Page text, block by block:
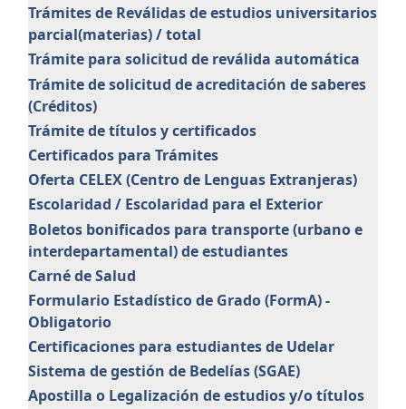
Trámites de Reválidas de estudios universitarios
parcial(materias) / total
Trámite para solicitud de reválida automática
Trámite de solicitud de acreditación de saberes
(Créditos)
Trámite de títulos y certificados
Certificados para Trámites
Oferta CELEX (Centro de Lenguas Extranjeras)
Escolaridad / Escolaridad para el Exterior
Boletos bonificados para transporte (urbano e
interdepartamental) de estudiantes
Carné de Salud
Formulario Estadístico de Grado (FormA) -
Obligatorio
Certificaciones para estudiantes de Udelar
Sistema de gestión de Bedelías (SGAE)
Apostilla o Legalización de estudios y/o títulos